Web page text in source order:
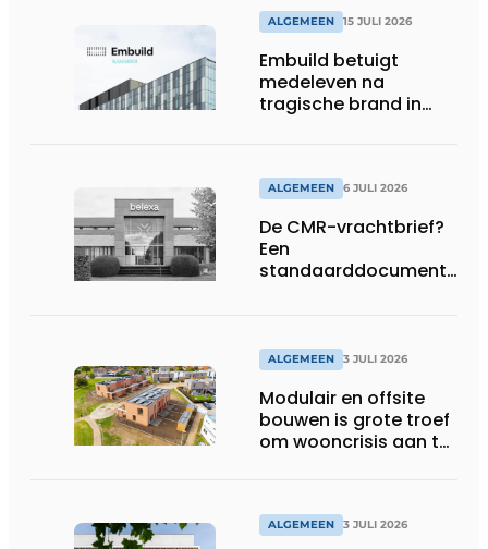
ALGEMEEN 15 JULI 2026
Embuild betuigt
medeleven na
tragische brand in
ALGEMEEN 6 JULI 2026
De CMR-vrachtbrief?
Een
standaarddocument
ALGEMEEN 3 JULI 2026
Modulair en offsite
bouwen is grote troef
om wooncrisis aan te
ALGEMEEN 3 JULI 2026